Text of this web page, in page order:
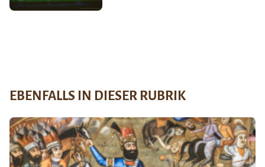
EBENFALLS IN DIESER RUBRIK